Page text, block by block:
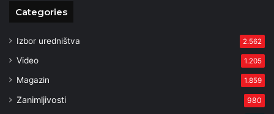
Categories
Izbor uredništva 2.562
Video 1.205
Magazin 1.859
Zanimljivosti 980